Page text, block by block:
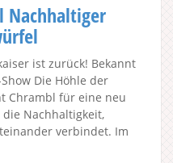
Nachhaltiger
ist zurück! Bekannt
Die Höhle der
Chrambl für eine neu
die Nachhaltigkeit,
verbindet. Im